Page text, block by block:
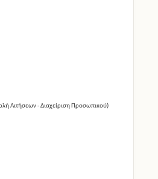
Αιτήσεων - Διαχείριση Προσωπικού)